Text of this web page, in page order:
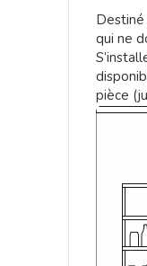
Destiné
qui ne
pièce